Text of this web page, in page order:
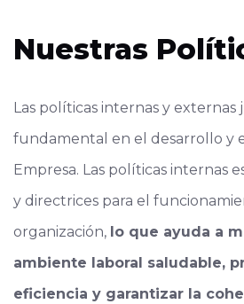
Nuestras
Las políticas internas y externas
fundamental en el desarrollo y
Empresa. Las políticas internas
y directrices para el
organización, lo que ayuda a
ambiente laboral saludable,
eficiencia y garantizar la